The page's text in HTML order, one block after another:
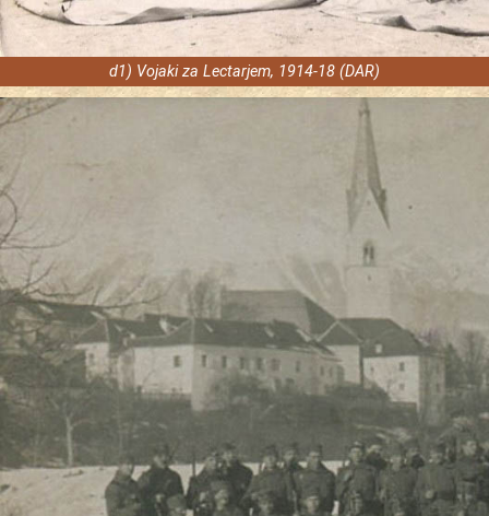
d1) Vojaki za Lectarjem, 1914-18 (DAR)